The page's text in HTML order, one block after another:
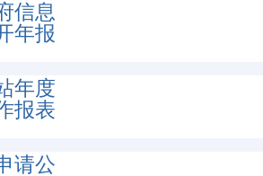
信息
年报
年度
报表
请公